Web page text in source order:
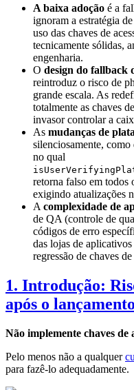
A baixa adoção é a
ignoram a estratégia
uso das chaves de
tecnicamente sólidas,
engenharia.
O design do fallback
reintroduz o risco de
grande escala. As
totalmente as chaves
invasor controlar a
As mudanças de
silenciosamente,
no qual
retorna falso em todos
exigindo atualizações
A complexidade de
de QA (controle de
códigos de erro
das lojas de
regressão de chaves de
1. Introdução:
após o lançamento
Não implemente chaves de
Pelo menos não a qualquer
para fazê-lo adequadamente.